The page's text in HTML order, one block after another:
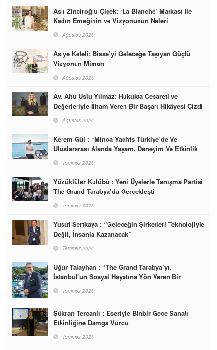
Aslı Zinciroğlu Çiçek: ‘La Blanche’ Markası ile
Kadın Emeğinin ve Vizyonunun Neleri
Başarabileceğinin En Güzel Örneğini Sunuyor
Ağustos 2026
Asiye Kefeli: Bisse’yi Geleceğe Taşıyan Güçlü
Vizyonun Mimarı
Ağustos 2026
Av. Ahu Uslu Yılmaz: Hukukta Cesareti ve
Değerleriyle İlham Veren Bir Başarı Hikâyesi Çizdi
Ağustos 2026
Kerem Gül : “Minoa Yachts Türkiye’de Ve
Uluslararası Alanda Yaşam, Deneyim Ve Etkinlik
Markası Olacak”
Temmuz 2026
Yüzüklüler Kulübü : Yeni Üyelerle Tanışma Partisi
The Grand Tarabya’da Gerçekleşti
Temmuz 2026
Yusuf Sertkaya : “Geleceğin Şirketleri Teknolojiyle
Değil, İnsanla Kazanacak”
Temmuz 2026
Uğur Talayhan : “The Grand Tarabya’yı,
İstanbul’un Sosyal Hayatına Yön Veren Bir
Destinasyon Haline Getirmeyi Hedefliyorum”
Temmuz 2026
Şükran Tercanlı : Eseriyle Binbir Gece Sanatı
Etkinliğine Damga Vurdu
Temmuz 2026